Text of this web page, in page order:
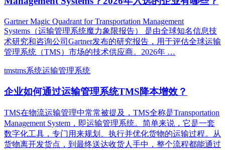
Gartner Magic Quadrant for Transportation Management
Systems‌（运输管理系统魔力象限报告） 是由全球知名信息技
术研究和咨询公司Gartner发布的研究报告，用于评估全球运输
管理系统（TMS）市场的技术供应商。2026年 …
tmstms系统运输管理系统
企业如何通过运输管理系统TMS降本增效？
TMS在物流运输管理中常常被提及，TMS全称是Transportation
Management System，即运输管理系统。简单来说，它是一套
数字化工具，专门用来规划、执行并优化货物的运输过程。从
货物离开发货点，到最终送达收货人手中，整个流程都能通过